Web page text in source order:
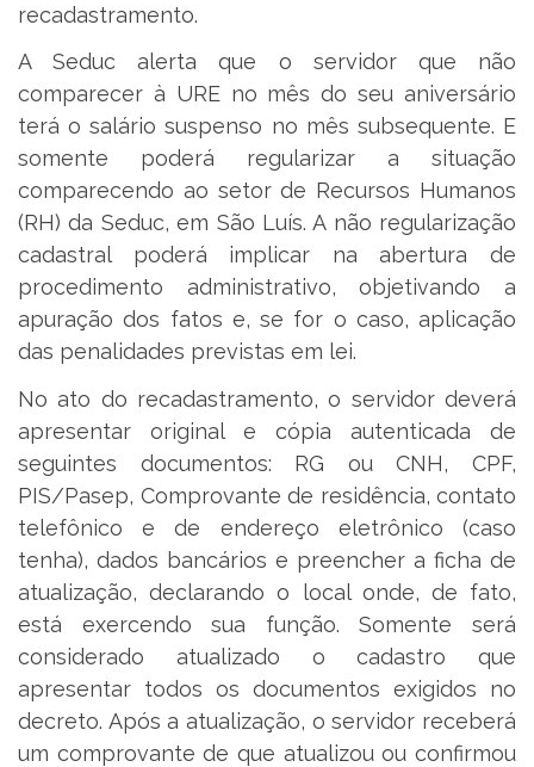
recadastramento.
A Seduc alerta que o servidor que não
comparecer à URE no mês do seu aniversário
terá o salário suspenso no mês subsequente. E
somente poderá regularizar a situação
comparecendo ao setor de Recursos Humanos
(RH) da Seduc, em São Luís. A não regularização
cadastral poderá implicar na abertura de
procedimento administrativo, objetivando a
apuração dos fatos e, se for o caso, aplicação
das penalidades previstas em lei.
No ato do recadastramento, o servidor deverá
apresentar original e cópia autenticada de
seguintes documentos: RG ou CNH, CPF,
PIS/Pasep, Comprovante de residência, contato
telefônico e de endereço eletrônico (caso
tenha), dados bancários e preencher a ficha de
atualização, declarando o local onde, de fato,
está exercendo sua função. Somente será
considerado atualizado o cadastro que
apresentar todos os documentos exigidos no
decreto. Após a atualização, o servidor receberá
um comprovante de que atualizou ou confirmou